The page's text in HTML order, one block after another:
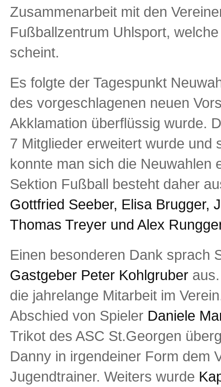
Zusammenarbeit mit den
Fußballzentrum Uhlsport,
scheint.
Es folgte der Tagespunkt
des vorgeschlagenen neuen
Akklamation überflüssig wurde.
7 Mitglieder erweitert wurde und
konnte man sich die Neuwahlen
Sektion Fußball besteht daher
Gottfried Seeber, Elisa Brugger,
Thomas Treyer und Alex
Einen besonderen Dank sprach
Gastgeber Peter Kohlgruber
die jahrelange Mitarbeit im
Abschied von Spieler Daniele
Trikot des ASC St.Georgen
Danny in irgendeiner Form dem
Jugendtrainer. Weiters wurde